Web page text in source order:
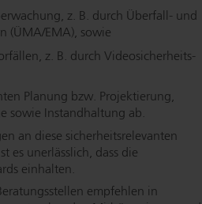
z. B. durch Überfall- und
(ÜMA/EMA), sowie
z. B. durch Vi­deo­si­cher­heits­
Planung bzw. Projektierung,
sowie In­stand­hal­tung ab.
an diese si­cher­heits­re­le­van­ten
es unerlässlich, dass die
einhalten.
empfehlen in